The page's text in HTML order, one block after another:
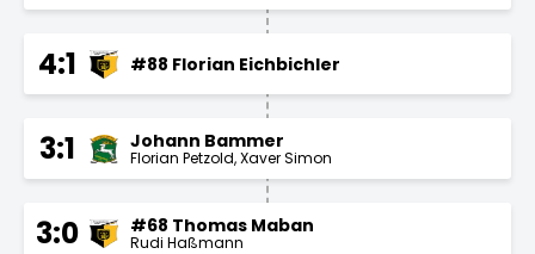
4:1 #88 Florian Eichbichler
3:1 Johann Bammer
Florian Petzold Xaver Simon
3:0 #68 Thomas Maban
Rudi Haßmann